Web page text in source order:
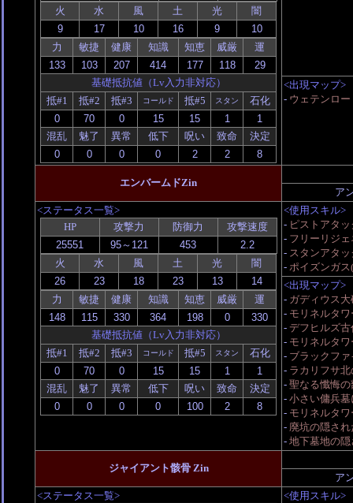
火 水 風 土 光 闇
力 敏捷 健康 知識 知恵 威厳 運
基礎抵抗値（Lv入力非対応）
抵#1
抵#2 抵#3 コールド 抵#5 スタン 石化
混乱 魅了 異常 低下 呪い 致命 決定
<出現マップ>
- ウェテンロ
エンバームドZin
ア
<ステータス一覧>
HP
攻撃力 防御力 攻撃速度
火 水 風 土 光 闇
力 敏捷 健康 知識 知恵 威厳 運
基礎抵抗値（Lv入力非対応）
抵#1
抵#2 抵#3 コールド 抵#5 スタン 石化
混乱 魅了 異常 低下 呪い 致命 決定
<使用スキル>
- ピストアタッ
- フリーリジ
- スタンアタッ
- ポイズンガス
<出現マップ>
- ガディウス
- モリネルタ
- デフヒルズ古
- モリネルタ
- ブラックフ
- ラカリフサ
- 聖なる懺悔
- 小さい傭兵
- モリネルタ
- 廃坑の隠さ
- 地下墓地の
ジャイアント骸骨 Zin
ア
<ステータス一覧>
<使用スキル>